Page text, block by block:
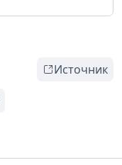
Источник